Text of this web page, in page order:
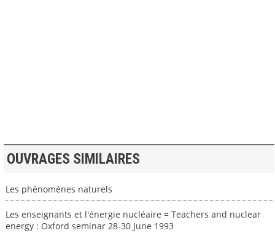
OUVRAGES SIMILAIRES
Les phénomènes naturels
Les enseignants et l'énergie nucléaire = Teachers and nuclear
energy : Oxford seminar 28-30 June 1993